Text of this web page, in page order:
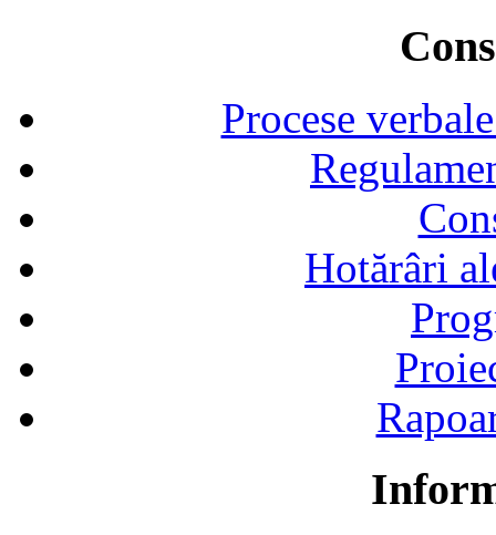
Procese
Hotărâri